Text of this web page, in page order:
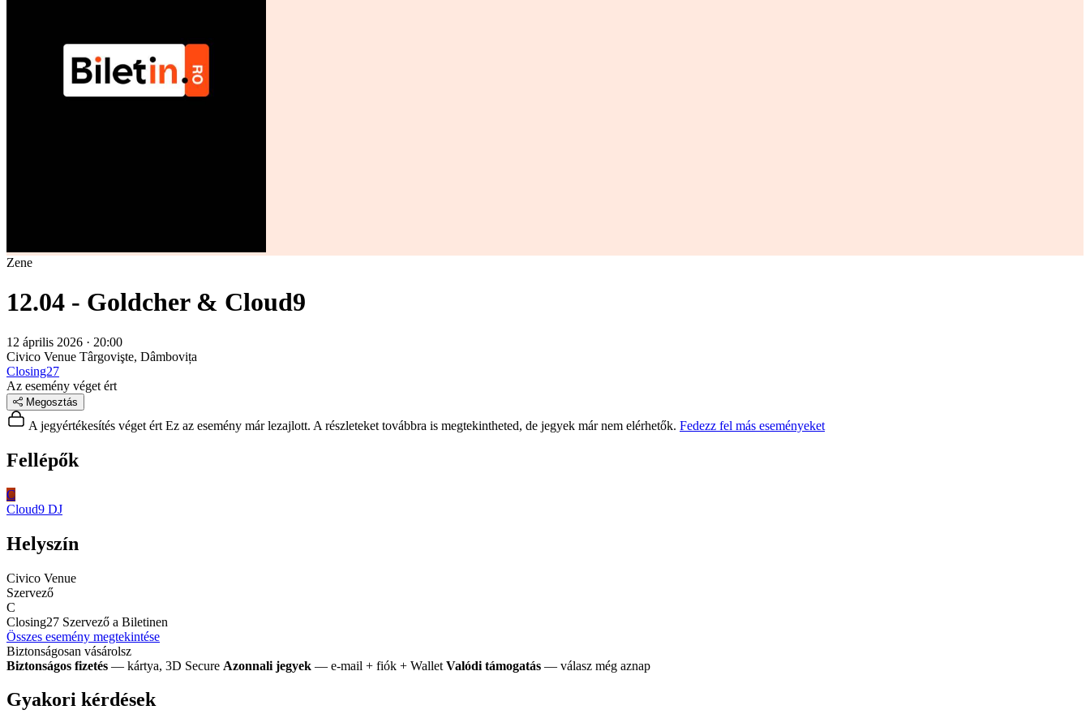
Zene
12.04 - Goldcher & Cloud9
12 április 2026 · 20:00
Civico Venue Târgovişte, Dâmbovița
Closing27
Az esemény véget ért
Megosztás
A jegyértékesítés véget ért Ez az esemény már lezajlott. A részleteket továbbra is megtekintheted, de jegyek már nem elérhetők. Fedezz fel más eseményeket
Fellépők
C
Cloud9 DJ
Helyszín
Civico Venue
Szervező
C
Closing27 Szervező a Biletinen
Összes esemény megtekintése
Biztonságosan vásárolsz
Biztonságos fizetés — kártya, 3D Secure Azonnali jegyek — e-mail + fiók + Wallet Valódi támogatás — válasz még aznap
Gyakori kérdések